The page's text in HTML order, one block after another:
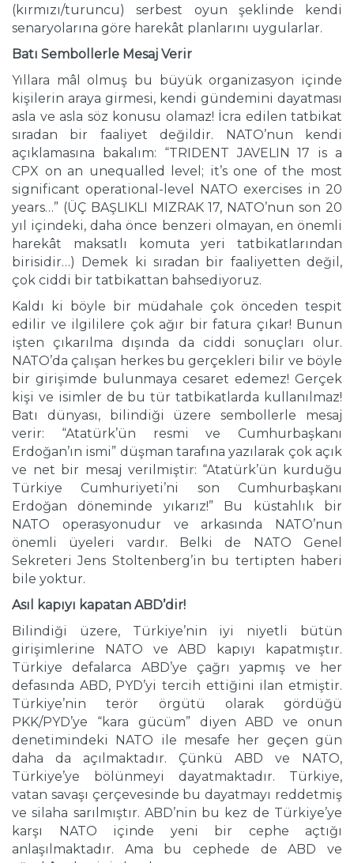
(kırmızı/turuncu) serbest oyun şeklinde kendi
senaryolarına göre harekât planlarını uygularlar.
Batı Sembollerle Mesaj Verir
Yıllara mâl olmuş bu büyük organizasyon içinde
kişilerin araya girmesi, kendi gündemini dayatması
asla ve asla söz konusu olamaz! İcra edilen tatbikat
sıradan bir faaliyet değildir. NATO’nun kendi
açıklamasına bakalım: “TRIDENT JAVELIN 17 is a
CPX on an unequalled level; it’s one of the most
significant operational-level NATO exercises in 20
years…” (ÜÇ BAŞLIKLI MIZRAK 17, NATO’nun son 20
yıl içindeki, daha önce benzeri olmayan, en önemli
harekât maksatlı komuta yeri tatbikatlarından
birisidir…) Demek ki sıradan bir faaliyetten değil,
çok ciddi bir tatbikattan bahsediyoruz.
Kaldı ki böyle bir müdahale çok önceden tespit
edilir ve ilgililere çok ağır bir fatura çıkar! Bunun
işten çıkarılma dışında da ciddi sonuçları olur.
NATO’da çalışan herkes bu gerçekleri bilir ve böyle
bir girişimde bulunmaya cesaret edemez! Gerçek
kişi ve isimler de bu tür tatbikatlarda kullanılmaz!
Batı dünyası, bilindiği üzere sembollerle mesaj
verir: “Atatürk’ün resmi ve Cumhurbaşkanı
Erdoğan’ın ismi” düşman tarafına yazılarak çok açık
ve net bir mesaj verilmiştir: “Atatürk’ün kurduğu
Türkiye Cumhuriyeti’ni son Cumhurbaşkanı
Erdoğan döneminde yıkarız!” Bu küstahlık bir
NATO operasyonudur ve arkasında NATO’nun
önemli üyeleri vardır. Belki de NATO Genel
Sekreteri Jens Stoltenberg’in bu tertipten haberi
bile yoktur.
Asıl kapıyı kapatan ABD’dir!
Bilindiği üzere, Türkiye’nin iyi niyetli bütün
girişimlerine NATO ve ABD kapıyı kapatmıştır.
Türkiye defalarca ABD’ye çağrı yapmış ve her
defasında ABD, PYD’yi tercih ettiğini ilan etmiştir.
Türkiye’nin terör örgütü olarak gördüğü
PKK/PYD’ye “kara gücüm” diyen ABD ve onun
denetimindeki NATO ile mesafe her geçen gün
daha da açılmaktadır. Çünkü ABD ve NATO,
Türkiye’ye bölünmeyi dayatmaktadır. Türkiye,
vatan savaşı çerçevesinde bu dayatmayı reddetmiş
ve silaha sarılmıştır. ABD’nin bu kez de Türkiye’ye
karşı NATO içinde yeni bir cephe açtığı
anlaşılmaktadır. Ama bu cephede de ABD ve